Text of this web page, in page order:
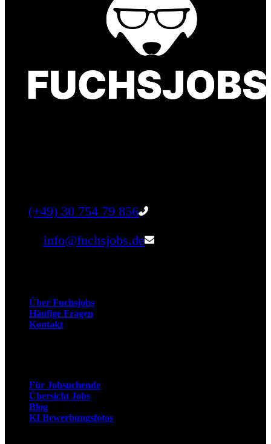
(+49) 30 754 79 856
info@fuchsjobs.de
Über Fuchsjobs
Häufige Fragen
Kontakt
Für Jobsuchende
Übersicht Jobs
Blog
KI Bewerbungsfotos